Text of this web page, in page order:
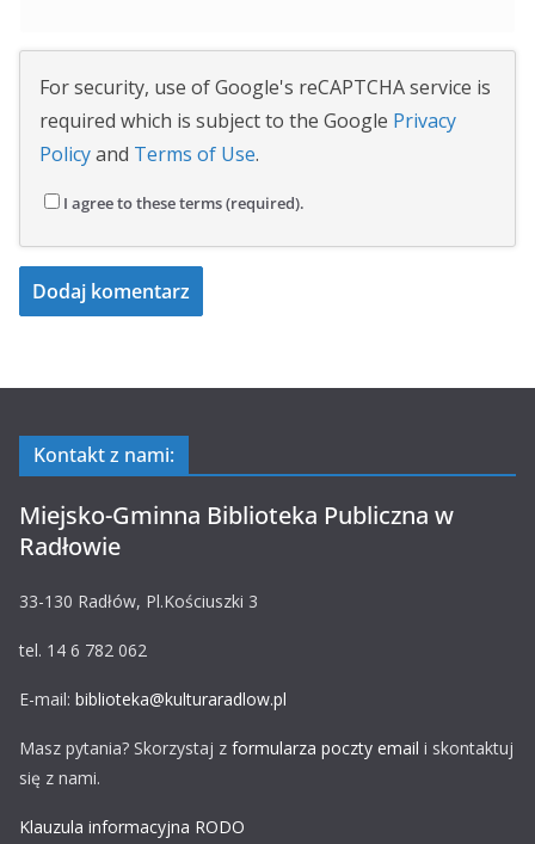
For security, use of Google's reCAPTCHA service is
required which is subject to the Google Privacy
Policyand Terms of Use.
I agree to these terms (required).
Kontakt z nami:
Miejsko-Gminna Biblioteka Publiczna w
Radłowie
33-130 Radłów, Pl.Kościuszki 3
tel. 14 6 782 062
E-mail: biblioteka@kulturaradlow.pl
Masz pytania? Skorzystaj z formularza poczty email i skontaktuj
się z nami.
Klauzula informacyjna RODO